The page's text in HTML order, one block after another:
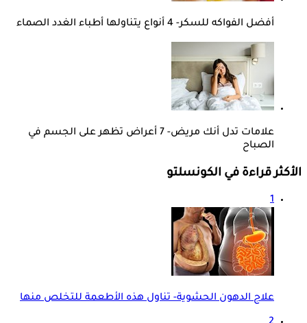
أفضل الفواكه للسكر- 4 أنواع يتناولها أطباء الغدد الصماء
علامات تدل أنك مريض- 7 أعراض تظهر على الجسم في
الصباح
الأكثر قراءة في الكونسلتو
1
علاج الدهون الحشوية- تناول هذه الأطعمة للتخلص منها